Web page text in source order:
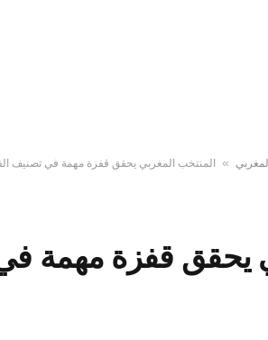
» المنتخب المغربي يحقق قفزة مهمة في تصنيف
يحقق قفزة مهمة